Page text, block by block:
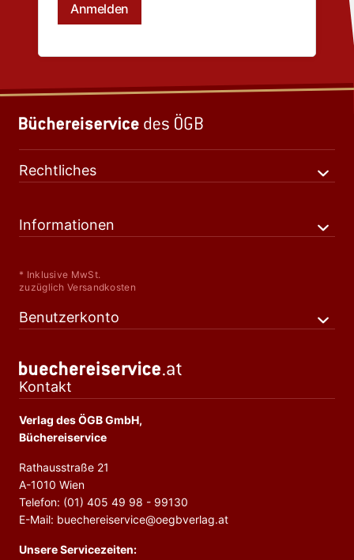
Rechtliches
Informationen
* Inklusive MwSt.
zuzüglich Versandkosten
Benutzerkonto
Kontakt
Verlag des ÖGB GmbH,
Büchereiservice
Rathausstraße 21
A-1010 Wien
Telefon: (01) 405 49 98 - 99130
E-Mail: buechereiservice@oegbverlag.at
Unsere Servicezeiten: